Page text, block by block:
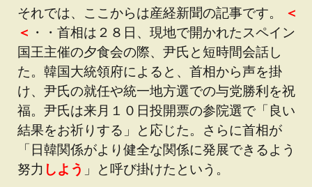
それでは、ここからは産経新聞の記事です。
＜
＜ ・・首相は２８日、現地で開かれたスペイン
国王主催の夕食会の際、尹氏と短時間会話し
た。韓国大統領府によると、首相から声を掛
け、尹氏の就任や統一地方選での与党勝利を祝
福。尹氏は来月１０日投開票の参院選で「良い
結果をお祈りする」と応じた。さらに首相が
「日韓関係がより健全な関係に発展できるよう
努力 しよう 」と呼び掛けたという。